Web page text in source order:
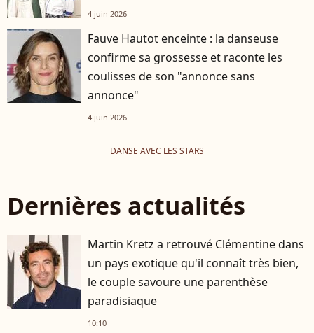
4 juin 2026
Fauve Hautot enceinte : la danseuse
confirme sa grossesse et raconte les
coulisses de son "annonce sans
annonce"
4 juin 2026
DANSE AVEC LES STARS
Dernières actualités
Martin Kretz a retrouvé Clémentine dans
un pays exotique qu'il connaît très bien,
le couple savoure une parenthèse
paradisiaque
10:10